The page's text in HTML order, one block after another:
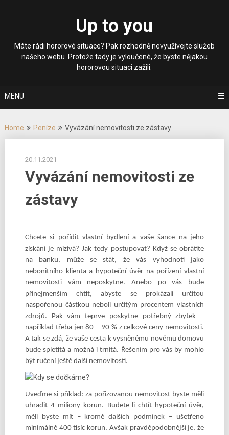
Up to you
Máte rádi hororové situace? Pak rozhodně nevyužívejte služeb
našeho webu. Protože tady je vyloučené, že byste nějakou
hororovou situaci zažili.
MENU
Home Peníze Vyvázání nemovitosti ze zástavy
20.11.2021
Vyvázání nemovitosti ze
zástavy
Chcete si pořídit vlastní bydlení a vaše šance na jeho
získání je mizivá? Jak tedy postupovat? Když se obrátíte
na banku, může se stát, že vás vyhodnotí jako
nebonitního klienta a hypoteční úvěr na pořízení vlastní
nemovitosti vám neposkytne. Anebo po vás bude
přinejmenším chtít, abyste se prokázali určitou
naspořenou částkou neboli určitým procentem vlastních
zdrojů. Pak vám teprve poskytne potřebný zbytek –
například třeba jen 80 – 90 % z celkové ceny nemovitosti.
A tak se zdá, že vaše cesta k vysněnému novému domovu
bude spletitá a možná i trnitá. Řešením pro vás by mohlo
být ručení ještě další nemovitostí.
Uveďme si příklad: za pořizovanou nemovitost byste měli
uhradit 4 miliony korun. Budete-li chtít hypoteční úvěr,
měli byste mít – kromě dalších podmínek – ušetřeno
minimálně 400 tisíc korun. Avšak pravděpodobnější je, že